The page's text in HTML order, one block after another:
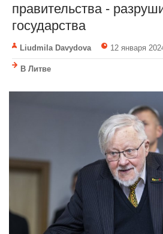
правительства -
государства
Liudmila Davydova 12 января
В Литве